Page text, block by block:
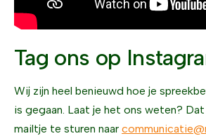
Tag ons op
Wij zijn heel benieuwd hoe je
is gegaan. Laat je het ons weten?
mailtje te sturen naar